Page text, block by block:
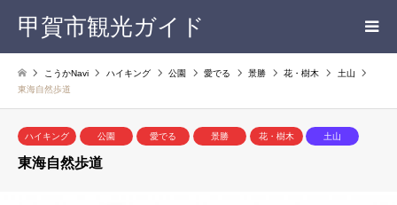
甲賀市観光ガイド
こうかNavi ハイキング 公園 愛でる 景勝 花・樹木
土山
東海自然歩道
ハイキング 公園 愛でる 景勝 花・樹木 土山
東海自然歩道